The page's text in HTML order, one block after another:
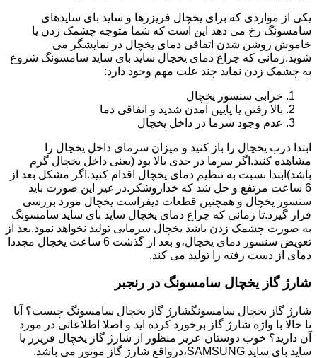
یکی از مواردی که برای یخچال فریزرها و ساید بای سایدهای
سامسونگ رخ می دهد این است که شما متوجه چشمک زدن یا
خاموش روشن شدن اتفاقی دمای یخچال در نمایشگر می
شوید.زمانی که چراغ دمای یخچال ساید بای ساید سامسونگ شروع
به چشمک زدن نماید چند علت مهم وجود دارد:
خرابی سنسور یخچال
بالا رفتن یا پایین آمدن شدید و اتفاقی دما
عدم وجود سرما در داخل یخچال
ابتدا درب یخچال را باز کنید و میزان سرمای داخل یخچال را
مشاهده کنید.اگر سرما در حدی بالا بود (یعنی داخل یخچال گرم
باشد)ابتدا نسبت به تنظیم دمای یخچال اقدام کنید.اگر مشکل بعد از
6 ساعت مرتفع و حل شد که خداروشکر.در غیر این صورت باید
سنسور یخچال و همچنین قطعات دیفراست یخچال مورد بررسی
قرار گیرد.تا زمانی که چراغ دمای یخچال ساید بای ساید سامسونگ
به صورت چشمک زدن باشد یخچال سرمایی تولید نخواهد نمود.بعد از
تعویض سنسور دمای یخچال،و بعد از گذشت 6 ساعت یخچال مجددا
دمای از دست رفته را تولید می کند.
شارژ گاز یخچال سامسونگ در رنجبر
شارژ گاز یخچال سامسونگشارژ گاز یخچال سامسونگ چیست؟ آیا
تا حالا با واژه شارژ گاز برخورد کرده اید و اصلا اطلاعاتی در مورد
آن دارید؟ خوب دوستان عزیز منظور از شارژ گاز یخچال فریزر یا
ساید بای ساید SAMSUNG،درواقع شارژ گاز موتور می باشد.